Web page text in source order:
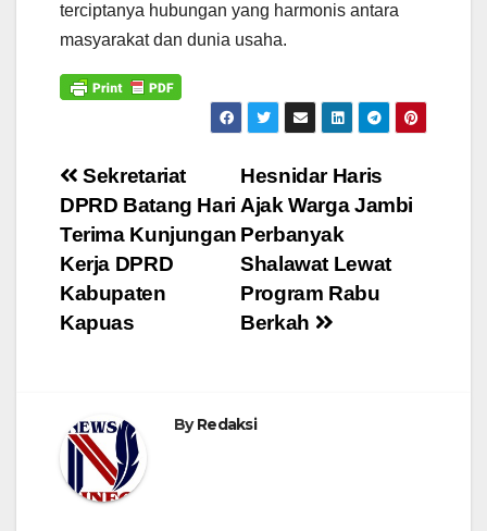
terciptanya hubungan yang harmonis antara
masyarakat dan dunia usaha.
Navigasi
pos
Hesnidar Haris
Ajak Warga Jambi
Perbanyak
Shalawat Lewat
Program Rabu
Berkah
Sekretariat
DPRD Batang Hari
Terima Kunjungan
Kerja DPRD
Kabupaten
Kapuas
ByRedaksi